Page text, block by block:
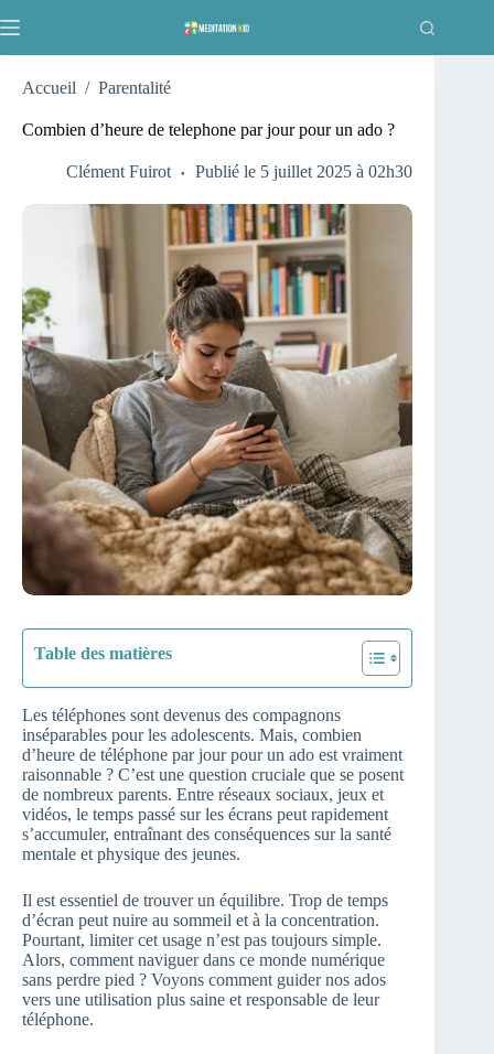
au
Accueil / Parentalité
Combien d’heure de telephone par jour pour un ado ?
Clément Fuirot Publié le 5 juillet 2025 à 02h30
Table des matières
Les téléphones sont devenus des compagnons
inséparables pour les adolescents. Mais, combien
d’heure de téléphone par jour pour un ado est vraiment
raisonnable ? C’est une question cruciale que se posent
de nombreux parents. Entre réseaux sociaux, jeux et
vidéos, le temps passé sur les écrans peut rapidement
s’accumuler, entraînant des conséquences sur la santé
mentale et physique des jeunes.
Il est essentiel de trouver un équilibre. Trop de temps
d’écran peut nuire au sommeil et à la concentration.
Pourtant, limiter cet usage n’est pas toujours simple.
Alors, comment naviguer dans ce monde numérique
sans perdre pied ? Voyons comment guider nos ados
vers une utilisation plus saine et responsable de leur
téléphone.